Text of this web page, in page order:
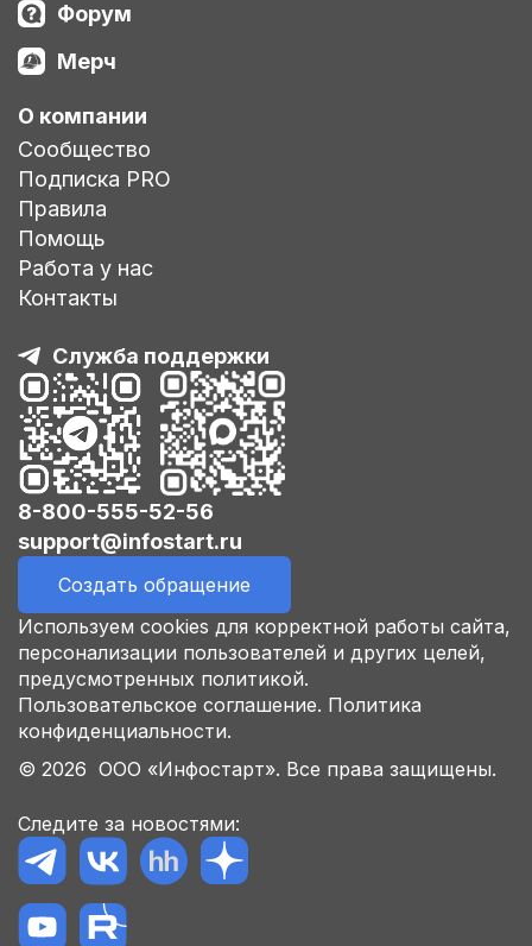
Форум
Мерч
О компании
Сообщество
Подписка PRO
Правила
Помощь
Работа у нас
Контакты
Служба поддержки
8-800-555-52-56
support@infostart.ru
Создать обращение
Используем cookies для корректной работы сайта,
персонализации пользователей и других целей,
предусмотренных политикой.
Пользовательское соглашение. Политика
конфиденциальности.
© 2026 ООО «Инфостарт». Все права защищены.
Следите за новостями: